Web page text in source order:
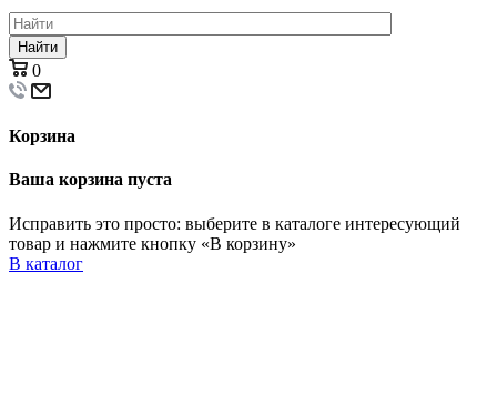
Найти
0
Корзина
Ваша корзина пуста
Исправить это просто: выберите в каталоге интересующий
товар и нажмите кнопку «В корзину»
В каталог